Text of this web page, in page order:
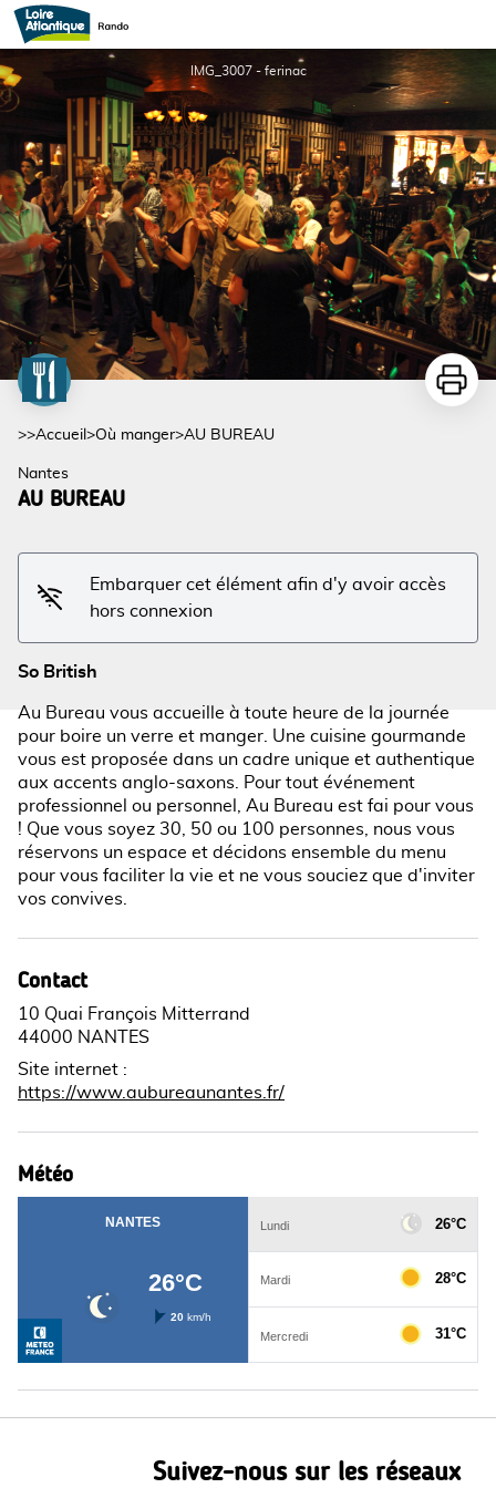
AU BUREAU
IMG_3007 - ferinac
Voir l'image en plein écran
>>Accueil >Où manger>AU BUREAU
Nantes
AU BUREAU
Embarquer cet élément afin d'y avoir accès
hors connexion
So British
Au Bureau vous accueille à toute heure de la journée
pour boire un verre et manger. Une cuisine gourmande
vous est proposée dans un cadre unique et authentique
aux accents anglo-saxons. Pour tout événement
professionnel ou personnel, Au Bureau est fai pour vous
! Que vous soyez 30, 50 ou 100 personnes, nous vous
réservons un espace et décidons ensemble du menu
pour vous faciliter la vie et ne vous souciez que d'inviter
vos convives.
Contact
10 Quai François Mitterrand
44000 NANTES
Site internet :
https://www.aubureaunantes.fr/
Météo
Suivez-nous sur les réseaux